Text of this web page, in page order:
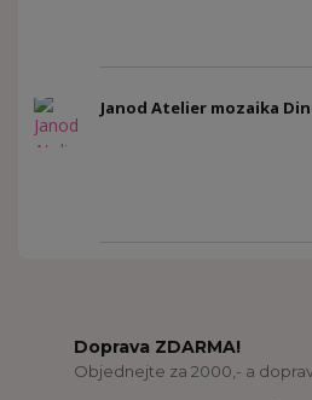
Janod Atelier mozaika
Doprava ZDARMA!
Objednejte za 2000,- a